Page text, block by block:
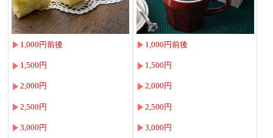
1,000円前後
1,500円
2,000円
2,500円
3,000円
1,000円前後
1,500円
2,000円
2,500円
3,000円